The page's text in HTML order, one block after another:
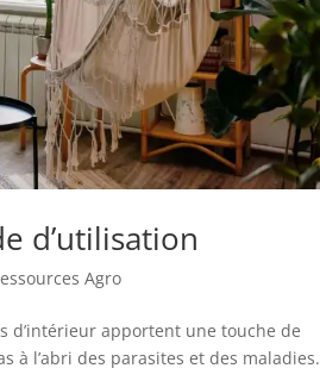
d’utilisation
Agro
d’intérieur apportent une touche de
à l’abri des parasites et des maladies.